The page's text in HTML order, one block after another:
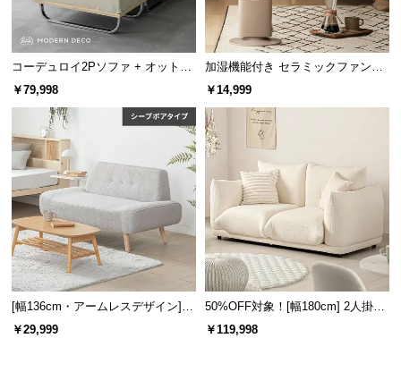
o.,
コーデュロイ2Pソファ + オットマ
ン
￥79,998
加湿機能付き セラミックファンヒ
ーター
￥14,999
[幅136cm・アームレスデザイン]
北欧調 2人掛けソファ シープボア
￥29,999
50%OFF対象！[幅180cm] 2人掛け
ソファ
￥119,998